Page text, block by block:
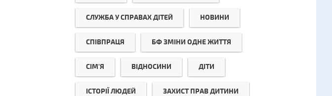
СЛУЖБА У СПРАВАХ ДІТЕЙ НОВИНИ
СПІВПРАЦЯ БФ ЗМІНИ ОДНЕ ЖИТТЯ
СІМ'Я ВІДНОСИНИ ДІТИ
ІСТОРІЇ ЛЮДЕЙ ЗАХИСТ ПРАВ ДИТИНИ